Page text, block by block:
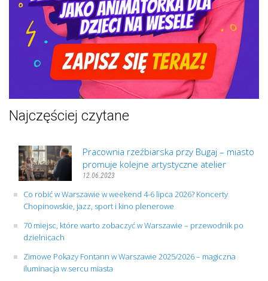
Najczęściej czytane
Pracownia rzeźbiarska przy Bugaj – miasto
promuje kolejne artystyczne atelier
12.06.2023
Co robić w Warszawie w weekend 4-6 lipca 2026? Koncerty
Chopinowskie, jazz, sport i kino plenerowe
70 miejsc, które warto zobaczyć w Warszawie – przewodnik po
dzielnicach
Zimowe Pokazy Fontann w Warszawie 2025/2026 – magiczna
iluminacja w sercu miasta